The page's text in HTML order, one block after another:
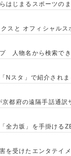
じまるスポーツの
スと オフィシャルス
人物名から検索で
Nスタ」で紹介されま
都府の遠隔手話通訳
全力坂」を手掛ける
を受けたエンタテイ